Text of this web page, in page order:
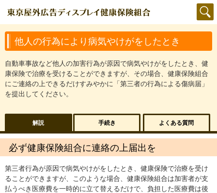
他人の行為により病気やけがをしたとき
自動車事故など他人の加害行為が原因で病気やけがをしたとき、健
康保険で治療を受けることができますが、その場合、健康保険組合
にご連絡の上できるだけすみやかに「第三者の行為による傷病届」
を提出してください。
解説 手続き よくある質問
必ず健康保険組合に連絡の上届出を
第三者行為が原因で病気やけがをしたとき、健康保険で治療を受け
ることができますが、このような場合、健康保険組合は加害者が支
払うべき医療費を一時的に立て替えるだけで、負担した医療費は後